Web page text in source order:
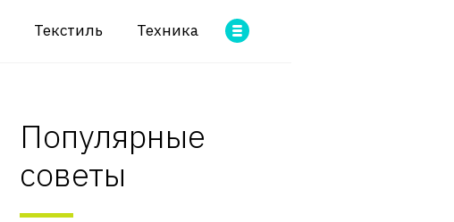
Текстиль Техника
Популярные
советы